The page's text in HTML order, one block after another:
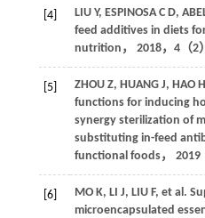
[4] LIU Y, ESPINOSA C D,
feed additives in diets
nutrition ， 2018， 4（2
[5] ZHOU Z, HUANG J, HAO H
functions for inducing
synergy sterilization of
substituting in-feed
functional foods， 2019
[6] MO K, LI J, LIU F, et al.
microencapsulated